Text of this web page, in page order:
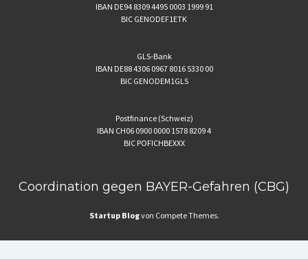
IBAN DE94 8309 4495 0003 1999 91
BIC GENODEF1ETK
GLS-Bank
IBAN DE88 4306 0967 8016 5330 00
BIC GENODEM1GLS
Postfinance (Schweiz)
IBAN CH06 0900 0000 1578 8209 4
BIC POFICHBEXXX
Coordination gegen BAYER-Gefahren (CBG)
Startup Blogvon Compete Themes.